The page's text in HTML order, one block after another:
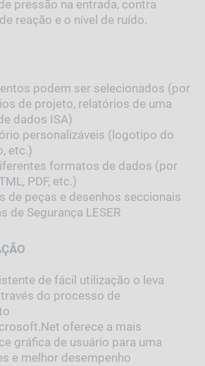
pressão na entrada, contra
reação e o nível de ruído.
podem ser selecionados (por
de projeto, relatórios de uma
dados ISA)
personalizáveis (logotipo do
etc.)
formatos de dados (por
PDF, etc.)
de peças e desenhos seccionais
de Segurança LESER
de fácil utilização o leva
do processo de
oferece a mais
gráfica de usuário para uma
e melhor desempenho